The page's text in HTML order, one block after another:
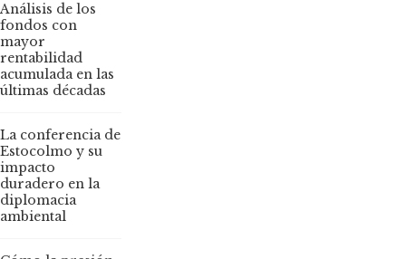
Análisis de los
fondos con
mayor
rentabilidad
acumulada en las
últimas décadas
La conferencia de
Estocolmo y su
impacto
duradero en la
diplomacia
ambiental